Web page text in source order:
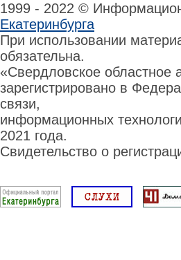
1999 - 2022 ©
Екатеринбурга
При использовании
обязательна.
«Свердловское областное
зарегистрировано в
связи,
информационных
2021 года.
Свидетельство о